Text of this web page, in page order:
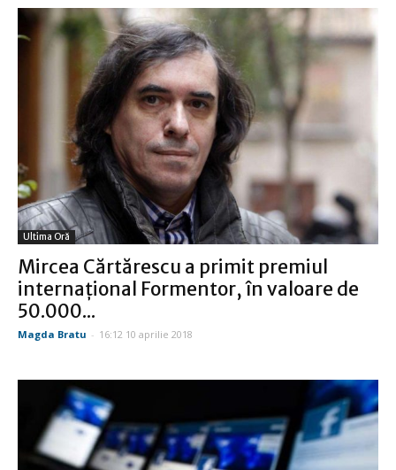
Ultima Oră
Mircea Cărtărescu a primit premiul
internaţional Formentor, în valoare de
50.000...
Magda Bratu - 16:12 10 aprilie 2018